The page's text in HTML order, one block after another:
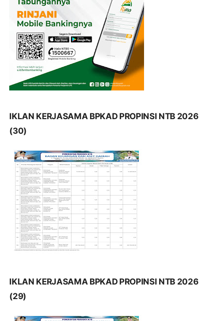
IKLAN KERJASAMA BPKAD PROPINSI NTB 2026
(30)
IKLAN KERJASAMA BPKAD PROPINSI NTB 2026
(29)